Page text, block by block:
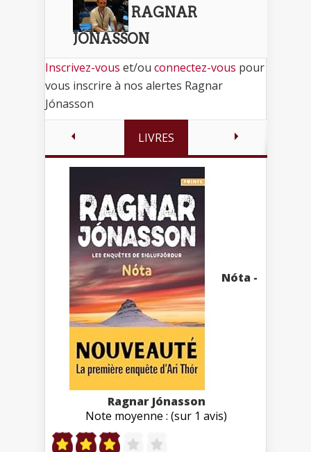
RAGNAR
JÓNASSON
Inscrivez-vous et/ou connectez-vous pour
vous inscrire à nos alertes Ragnar
Jónasson
LIVRES
Nóta -
Ragnar Jónasson
Note moyenne : (sur 1 avis)